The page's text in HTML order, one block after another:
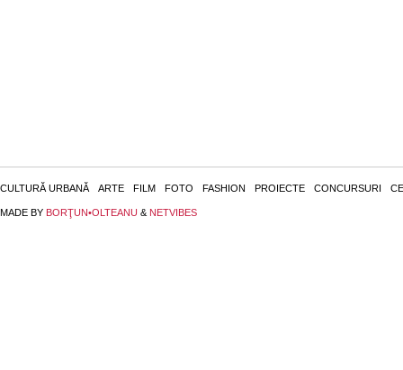
CULTURĂ URBANĂ ARTE FILM FOTO FASHION PROIECTE CONCURSURI
MADE BY BORŢUN•OLTEANU & NETVIBES